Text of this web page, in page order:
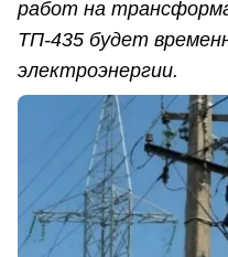
работ на
ТП-435 будет
электроэнергии.